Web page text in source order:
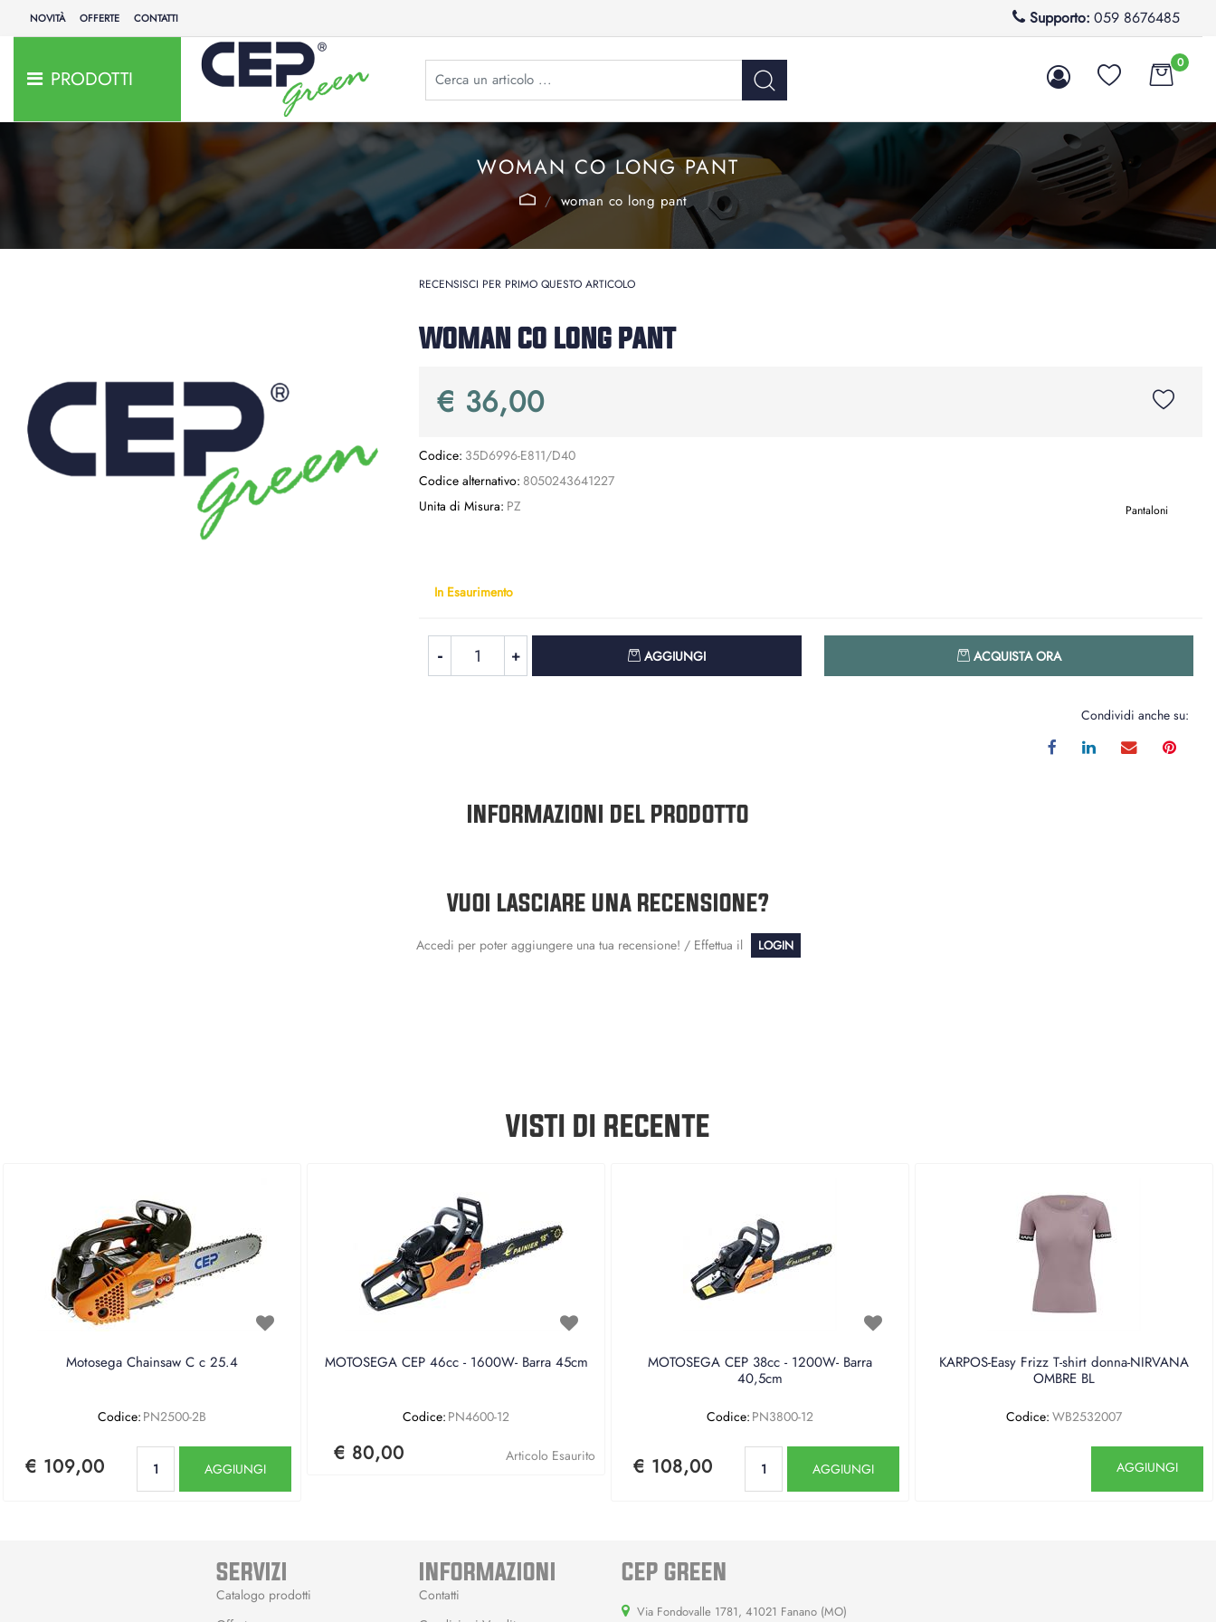
NOVITÀ OFFERTE CONTATTI Supporto: 059 8676485
PRODOTTI
0
WOMAN CO LONG PANT
woman co long pant
RECENSISCI PER PRIMO QUESTO ARTICOLO
WOMAN CO LONG PANT
€ 36,00
Codice: 35D6996-E811/D40
Codice alternativo: 8050243641227
Unita di Misura: PZ Pantaloni
In Esaurimento
AGGIUNGI ACQUISTA ORA
Condividi anche su:
INFORMAZIONI DEL PRODOTTO
VUOI LASCIARE UNA RECENSIONE?
Accedi per poter aggiungere una tua recensione! / Effettua il LOGIN
VISTI DI RECENTE
Motosega Chainsaw C c 25.4
Codice: PN2500-2B
€ 109,00 AGGIUNGI
MOTOSEGA CEP 46cc - 1600W- Barra 45cm
Codice: PN4600-12
€ 80,00 Articolo Esaurito
MOTOSEGA CEP 38cc - 1200W- Barra
40,5cm
Codice: PN3800-12
€ 108,00 AGGIUNGI
KARPOS-Easy Frizz T-shirt donna-NIRVANA
OMBRE BL
Codice: WB2532007
AGGIUNGI
SERVIZI
Catalogo prodotti
INFORMAZIONI
Contatti
CEP GREEN
Via Fondovalle 1781, 41021 Fanano (MO)